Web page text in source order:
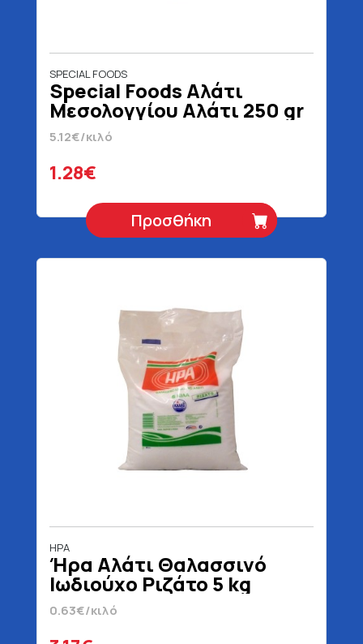
SPECIAL FOODS
Special Foods Αλάτι
Μεσολογγίου Αλάτι 250 gr
5.12€/κιλό
1.28€
Προσθήκη
ΗΡΑ
Ήρα Αλάτι Θαλασσινό
Ιωδιούχο Ριζάτο 5 kg
0.63€/κιλό